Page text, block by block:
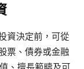
資決定前，可從
票、債券或金融